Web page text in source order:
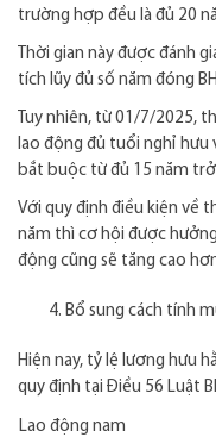
trường hợp đều là đủ 20
Thời gian này được đánh
tích lũy đủ số năm đóng
Tuy nhiên, từ 01/7/2025,
lao động đủ tuổi nghỉ hưu
bắt buộc từ đủ 15 năm
Với quy định điều kiện về
năm thì cơ hội được
động cũng sẽ tăng cao
Bổ sung cách tính
Hiện nay, tỷ lệ lương hưu
quy định tại Điều 56 Luật
Lao động nam